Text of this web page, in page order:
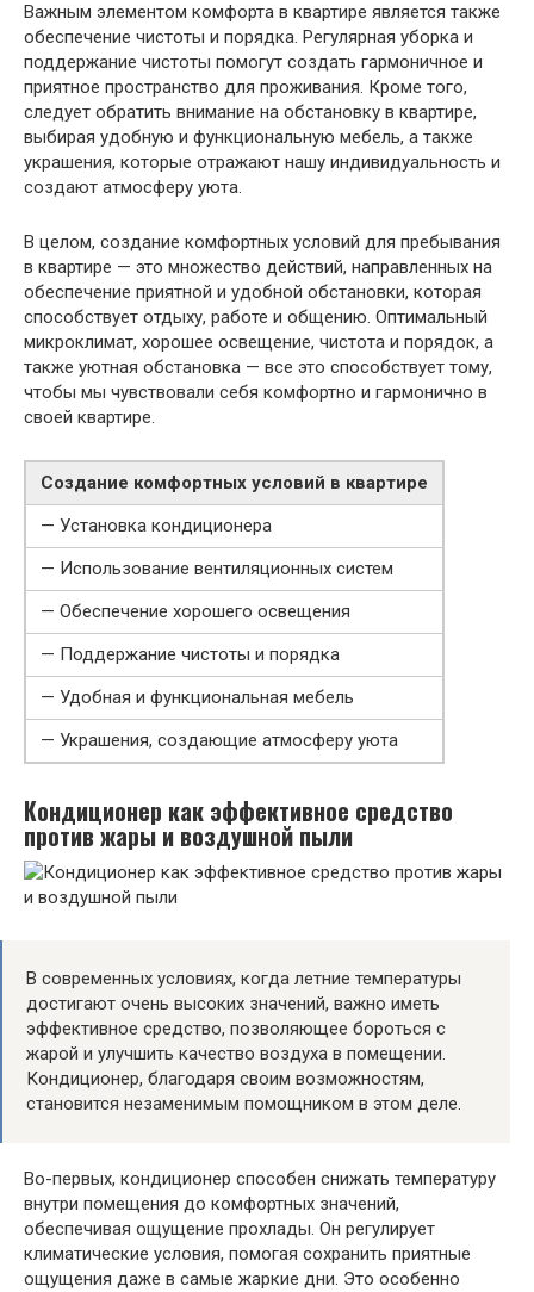
Важным элементом комфорта в квартире является также
обеспечение чистоты и порядка. Регулярная уборка и
поддержание чистоты помогут создать гармоничное и
приятное пространство для проживания. Кроме того,
следует обратить внимание на обстановку в квартире,
выбирая удобную и функциональную мебель, а также
украшения, которые отражают нашу индивидуальность и
создают атмосферу уюта.
В целом, создание комфортных условий для пребывания
в квартире — это множество действий, направленных на
обеспечение приятной и удобной обстановки, которая
способствует отдыху, работе и общению. Оптимальный
микроклимат, хорошее освещение, чистота и порядок, а
также уютная обстановка — все это способствует тому,
чтобы мы чувствовали себя комфортно и гармонично в
своей квартире.
Создание комфортных условий в квартире
— Установка кондиционера
— Использование вентиляционных систем
— Обеспечение хорошего освещения
— Поддержание чистоты и порядка
— Удобная и функциональная мебель
— Украшения, создающие атмосферу уюта
Кондиционер как эффективное средство
против жары и воздушной пыли
В современных условиях, когда летние температуры
достигают очень высоких значений, важно иметь
эффективное средство, позволяющее бороться с
жарой и улучшить качество воздуха в помещении.
Кондиционер, благодаря своим возможностям,
становится незаменимым помощником в этом деле.
Во-первых, кондиционер способен снижать температуру
внутри помещения до комфортных значений,
обеспечивая ощущение прохлады. Он регулирует
климатические условия, помогая сохранить приятные
ощущения даже в самые жаркие дни. Это особенно